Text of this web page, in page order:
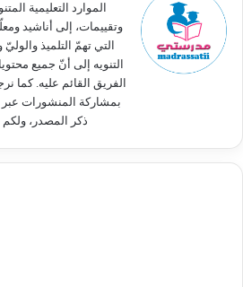
الموارد التعليمية
وتقييمات، إلى أناشيد
التي تهمّ التلميذ
التنويه إلى أنّ جميع
الفريق القائم عليه. كما
بمشاركة المنشورات عبر
ذكر المصدر، ولكم